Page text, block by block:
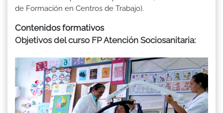
de Formación en Centros de Trabajo).
Contenidos formativos
Objetivos del curso FP Atención Sociosanitaria: